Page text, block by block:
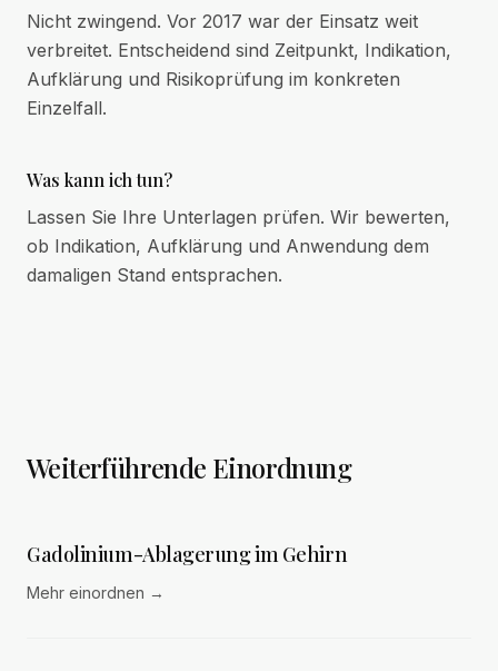
Nicht zwingend. Vor 2017 war der Einsatz weit
verbreitet. Entscheidend sind Zeitpunkt, Indikation,
Aufklärung und Risikoprüfung im konkreten
Einzelfall.
Was kann ich tun?
Lassen Sie Ihre Unterlagen prüfen. Wir bewerten,
ob Indikation, Aufklärung und Anwendung dem
damaligen Stand entsprachen.
Weiterführende Einordnung
Gadolinium-Ablagerung im Gehirn
Mehr einordnen →